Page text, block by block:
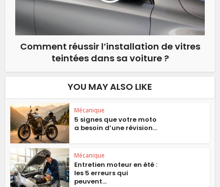
Comment réussir l’installation de vitres
teintées dans sa voiture ?
YOU MAY ALSO LIKE
Mécanique
5 signes que votre moto
a besoin d’une révision...
Mécanique
Entretien moteur en été :
les 5 erreurs qui
peuvent...